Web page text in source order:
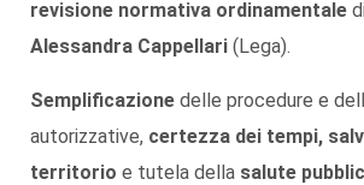
revisione normativa ordinamentale
Alessandra Cappellari (Lega).
Semplificazione delle procedure e
autorizzative, certezza dei tempi,
territorio e tutela della salute